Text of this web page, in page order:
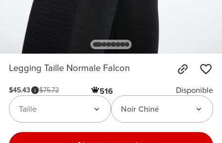
Legging Taille Normale Falcon
$45.43 $75.72 516
Disponible
Noir Chiné
Taille